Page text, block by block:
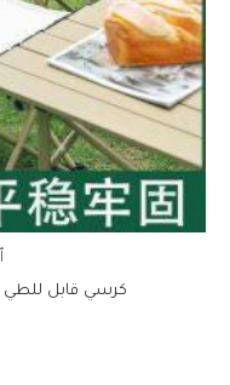
كرسي قابل للطي